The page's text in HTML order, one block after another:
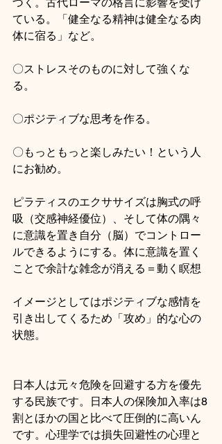
づく。古代ローマの格言に影響を受け
ている。「健全なる精神は健全なる肉
体に宿る」など。
〇ストレスそのものに対して強くな
る。
〇ポジティブな思考を作る。
〇もっともっと楽しみたい！という人
にお勧め。
ピラティスのエクササイズは胸式の呼
吸（交感神経優位）、そして体の隅々
に意識を置き自分（脳）でコントロー
ルできるようにする。体に意識を置く
ことで余計な雑念が消える＝動く瞑想
イメージとしてはポジティブな感情を
引き出してくるため「攻め」的な心の
状態。
日本人は元々危険を回避する方を優先
する民族です。日本人の保険加入率は8
割とほかの国と比べて圧倒的に高いん
です。心理学では損失回避性の心理と